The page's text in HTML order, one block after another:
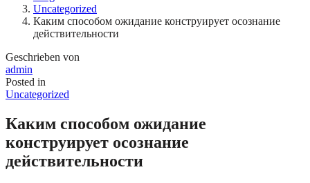
Uncategorized
Каким способом ожидание конструирует осознание
действительности
Geschrieben von
admin
Posted in
Uncategorized
Каким способом ожидание
конструирует осознание
действительности